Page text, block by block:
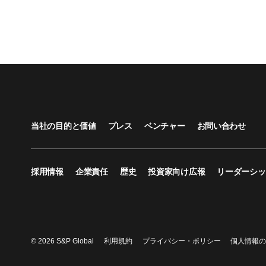
当社の目的と価値 プレス ベンチャー お問い合わせ
採用情報 企業責任 歴史 投資家向け広報 リーダーシ
© 2026 S&P Global 利用規約 プライバシー・ポリシー 個人情報